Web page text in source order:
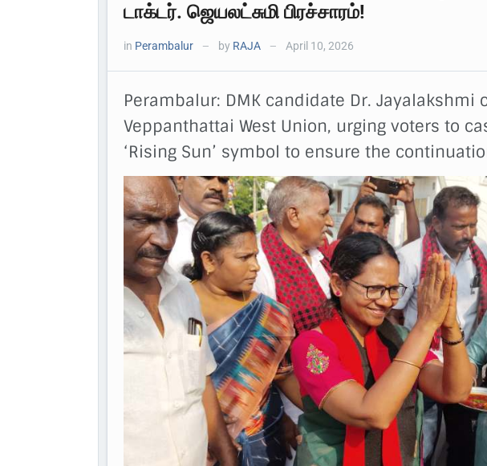
டாக்டர். ஜெயலட்சுமி பிரச்சாரம்!
in Perambalur — by RAJA — April 10, 2026
Perambalur: DMK candidate Dr. Jayalakshmi
Veppanthattai West Union, urging voters to
‘Rising Sun’ symbol to ensure the